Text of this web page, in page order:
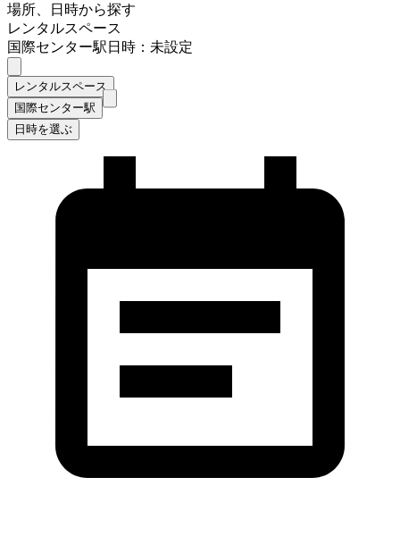
場所、日時から探す
レンタルスペース
国際センター駅日時：未設定
レンタルスペース
国際センター駅
日時を選ぶ